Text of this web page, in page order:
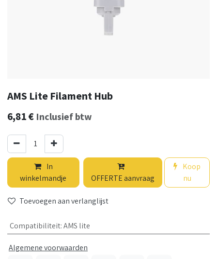
AMS Lite Filament Hub
6,81€ Inclusief btw
In
winkelmandje
OFFERTE aanvraag
Koop
nu
Toevoegen aan verlanglijst
Compatibiliteit:AMS lite
Algemene voorwaarden